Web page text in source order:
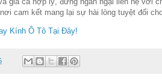
cam kết mang lại sự hài lòng tuyệt đối
Kính Ô Tô Tại Đây!